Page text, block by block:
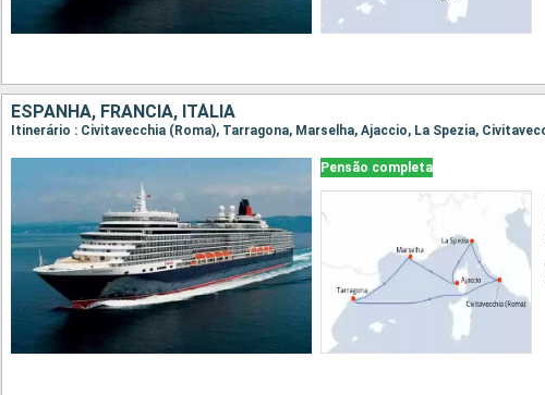
ESPANHA, FRANCIA, ITÁLIA
Itinerário : Civitavecchia (Roma), Tarragona, Marselha, Ajaccio, La Spezia,
Pensão completa